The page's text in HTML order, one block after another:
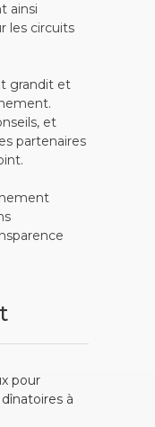
ainsi
les circuits
grandit et
et
partenaires
pour
à